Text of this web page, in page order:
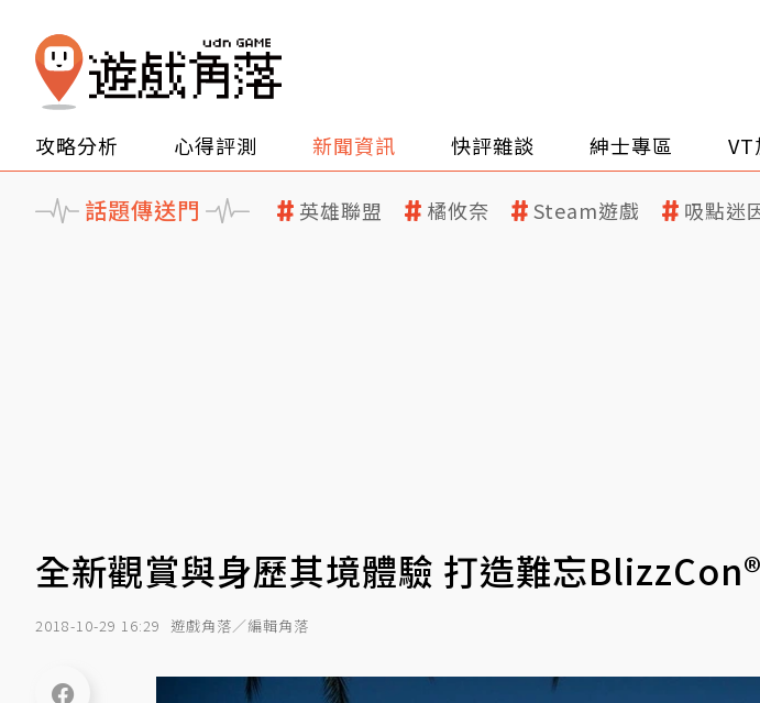
攻略分析 心得評測 新聞資訊 快評雜談 紳士專區 VT
話題傳送門 英雄聯盟 橘攸奈 Steam遊戲 吸點迷
全新觀賞與身歷其境體驗 打造難忘
2018-10-29 16:29 遊戲角落／編輯角落